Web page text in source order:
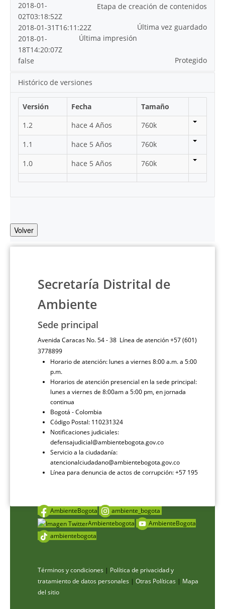
Etapa de creación de contenidos
2018-01-
02T03:18:52Z
Última vez guardado
2018-01-31T16:11:22Z
Última impresión
2018-01-
18T14:20:07Z
Protegido
false
Histórico de versiones
Versión Fecha
Tamaño
1.2
hace 4 Años
760k
1.1
hace 5 Años
760k
1.0
hace 5 Años 760k
Volver
Secretaría Distrital de
Ambiente
Sede principal
Avenida Caracas No. 54 - 38 Línea de atención +57 (601)
3778899
Horario de atención: lunes a viernes 8:00 a.m. a 5:00
p.m.
Horarios de atención presencial en la sede principal:
lunes a viernes de 8:00am a 5:00 pm, en jornada
continua
Bogotá - Colombia
Código Postal: 110231324
Notificaciones judiciales:
defensajudicial@ambientebogota.gov.co
Servicio a la ciudadanía:
atencionalciudadano@ambientebogota.gov.co
Línea para denuncia de actos de corrupción: +57 195
AmbienteBogota
ambiente_bogota
Ambientebogota
AmbienteBogota
ambientebogota
Términos y condiciones | Política de privacidad y
tratamiento de datos personales | Otras Políticas | Mapa
del sitio